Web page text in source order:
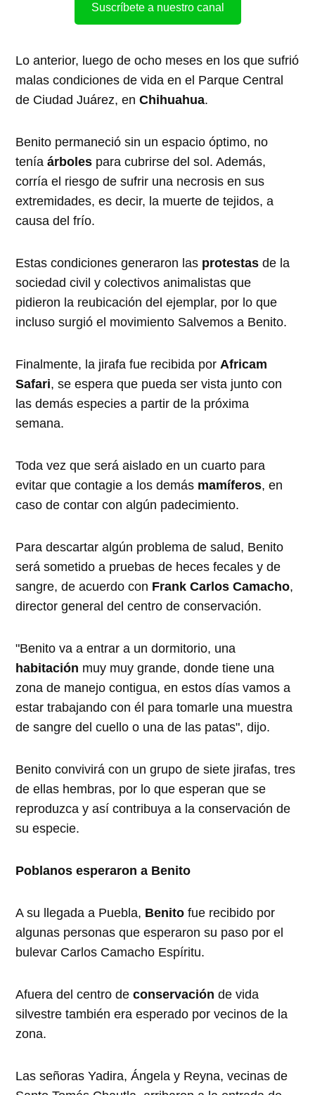
Suscríbete a nuestro canal
Lo anterior, luego de ocho meses en los que sufrió
malas condiciones de vida en el Parque Central
de Ciudad Juárez, enChihuahua.
Benito permaneció sin un espacio óptimo, no
teníaárboles para cubrirse del sol. Además,
corría el riesgo de sufrir una necrosis en sus
extremidades, es decir, la muerte de tejidos, a
causa del frío.
Estas condiciones generaron las protestasde la
sociedad civil y colectivos animalistas que
pidieron la reubicación del ejemplar, por lo que
incluso surgió el movimiento Salvemos a Benito.
Finalmente, la jirafa fue recibida por Africam
Safari, se espera que pueda ser vista junto con
las demás especies a partir de la próxima
semana.
Toda vez que será aislado en un cuarto para
evitar que contagie a los demás mamíferos, en
caso de contar con algún padecimiento.
Para descartar algún problema de salud, Benito
será sometido a pruebas de heces fecales y de
sangre, de acuerdo con Frank Carlos Camacho,
director general del centro de conservación.
"Benito va a entrar a un dormitorio, una
habitación muy muy grande, donde tiene una
zona de manejo contigua, en estos días vamos a
estar trabajando con él para tomarle una muestra
de sangre del cuello o una de las patas", dijo.
Benito convivirá con un grupo de siete jirafas, tres
de ellas hembras, por lo que esperan que se
reproduzca y así contribuya a la conservación de
su especie.
Poblanos esperaron a Benito
A su llegada a Puebla, Benitofue recibido por
algunas personas que esperaron su paso por el
bulevar Carlos Camacho Espíritu.
Afuera del centro deconservaciónde vida
silvestre también era esperado por vecinos de la
zona.
Las señoras Yadira, Ángela y Reyna, vecinas de